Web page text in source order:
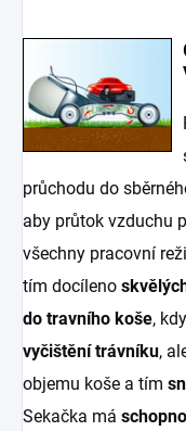
průchodu do
aby průtok vzduchu
všechny pracovní
tím docíleno
do travního koše,
vyčištění trávníku,
objemu koše a tím
Sekačka má